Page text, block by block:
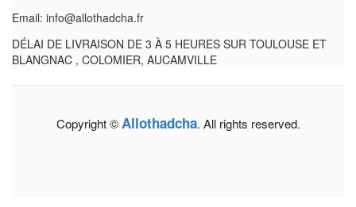
Email: info@allothadcha.fr
DÉLAI DE LIVRAISON DE 3 À 5 HEURES SUR TOULOUSE ET
BLANGNAC , COLOMIER, AUCAMVILLE
Copyright ©Allothadcha. All rights reserved.